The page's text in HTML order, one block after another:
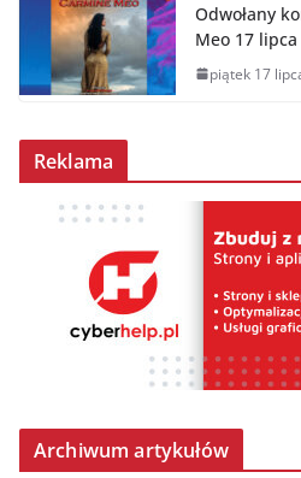
Odwołany
Meo 17
piątek 17
Reklama
Archiwum artykułów